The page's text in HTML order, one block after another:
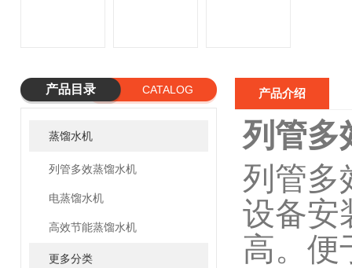
产品目录 CATALOG
蒸馏水机
列管多效蒸馏水机
电蒸馏水机
高效节能蒸馏水机
更多分类
产品介绍
列管多
列管多
设备安
高。便